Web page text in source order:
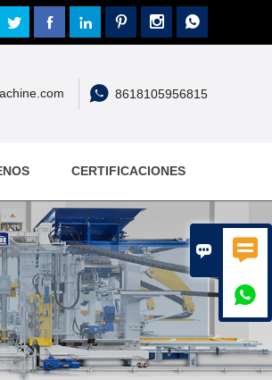
 

     
 8618105956815
CERTIFICACIONES